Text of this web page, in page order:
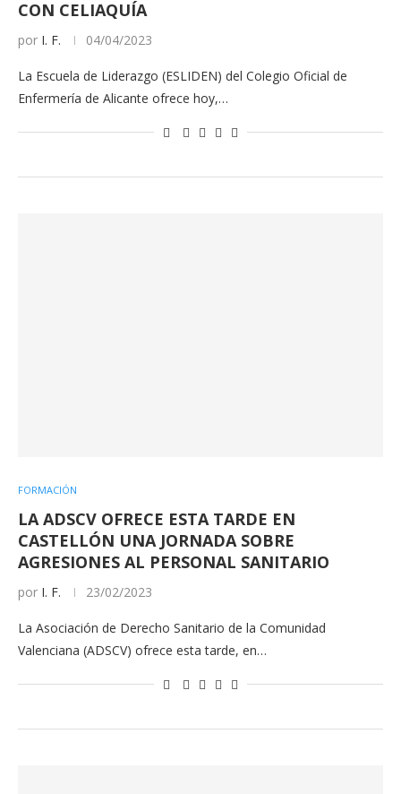
CON CELIAQUÍA
por I. F. 04/04/2023
La Escuela de Liderazgo (ESLIDEN) del Colegio Oficial de
Enfermería de Alicante ofrece hoy,…
FORMACIÓN
LA ADSCV OFRECE ESTA TARDE EN
CASTELLÓN UNA JORNADA SOBRE
AGRESIONES AL PERSONAL SANITARIO
por I. F. 23/02/2023
La Asociación de Derecho Sanitario de la Comunidad
Valenciana (ADSCV) ofrece esta tarde, en…